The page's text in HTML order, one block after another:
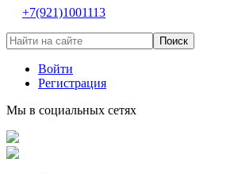
+7(921)1001113
Поиск
Войти
Регистрация
Мы в социальных сетях